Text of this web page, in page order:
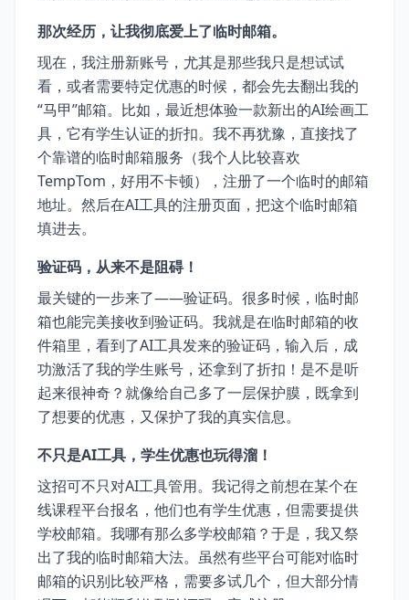
那次经历，让我彻底爱上了临时邮箱。
现在，我注册新账号，尤其是那些我只是想试试
看，或者需要特定优惠的时候，都会先去翻出我的
“马甲”邮箱。比如，最近想体验一款新出的AI绘画工
具，它有学生认证的折扣。我不再犹豫，直接找了
个靠谱的临时邮箱服务（我个人比较喜欢
TempTom，好用不卡顿），注册了一个临时的邮箱
地址。然后在AI工具的注册页面，把这个临时邮箱
填进去。
验证码，从来不是阻碍！
最关键的一步来了——验证码。很多时候，临时邮
箱也能完美接收到验证码。我就是在临时邮箱的收
件箱里，看到了AI工具发来的验证码，输入后，成
功激活了我的学生账号，还拿到了折扣！是不是听
起来很神奇？就像给自己多了一层保护膜，既拿到
了想要的优惠，又保护了我的真实信息。
不只是AI工具，学生优惠也玩得溜！
这招可不只对AI工具管用。我记得之前想在某个在
线课程平台报名，他们也有学生优惠，但需要提供
学校邮箱。我哪有那么多学校邮箱？于是，我又祭
出了我的临时邮箱大法。虽然有些平台可能对临时
邮箱的识别比较严格，需要多试几个，但大部分情